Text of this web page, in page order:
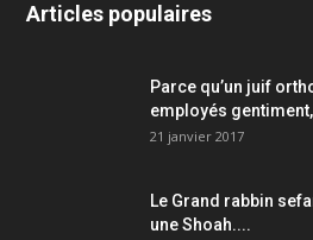
Articles populaires
Parce qu’un juif
employés
21 janvier 2017
Le Grand rabbin
une Shoah....